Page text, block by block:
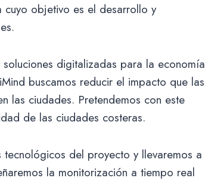
objetivo es el desarrollo y
digitalizadas para la economía
buscamos reducir el impacto que las
las ciudades. Pretendemos con este
de las ciudades costeras.
tecnológicos del proyecto y llevaremos a
la monitorización a tiempo real